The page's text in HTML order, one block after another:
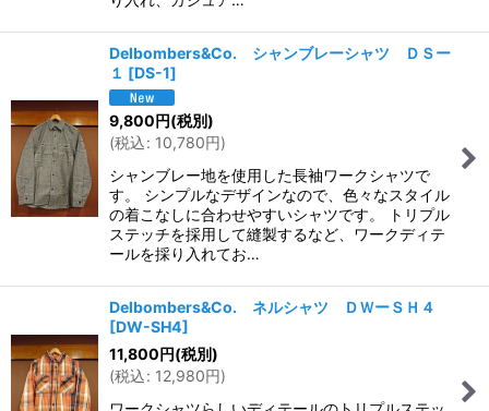
Delbombers&Co. シャンブレーシャツ ＤＳー
１ [DS-1]
9,800円(税別)
(税込: 10,780円)
シャンブレー地を使用した長袖ワークシャツで
す。 シンプルなデザインなので、色々なスタイル
の着こなしに合わせやすいシャツです。 トリプル
ステッチを採用して縫製するなど、ワークディテ
ールを採り入れてお…
Delbombers&Co. ネルシャツ ＤＷーＳＨ４
[DW-SH4]
11,800円(税別)
(税込: 12,980円)